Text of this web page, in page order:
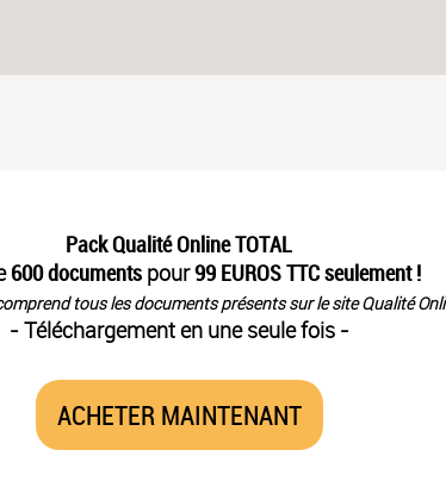
Pack Qualité Online TOTAL
600 documentspour99 EUROS TTC seulement !
tous les documents présents sur le site Qualité
- Téléchargement en une seule fois -
ACHETER MAINTENANT